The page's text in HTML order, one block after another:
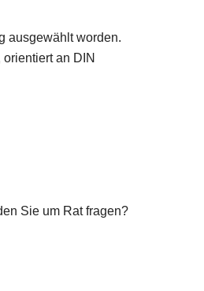
ausgewählt worden.
an DIN
Sie um Rat fragen?